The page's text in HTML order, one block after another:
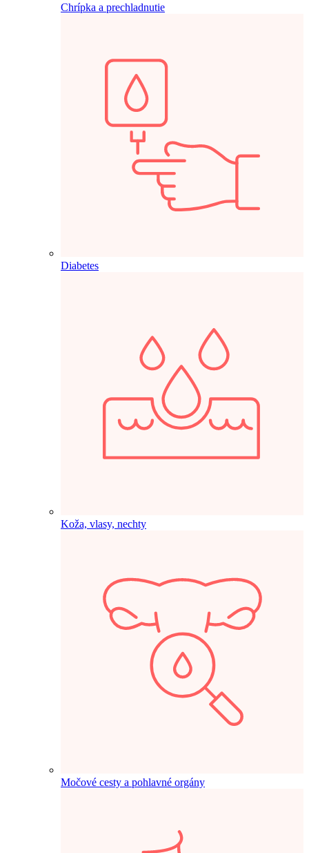
Chrípka a prechladnutie
Diabetes
Koža, vlasy, nechty
Močové cesty a pohlavné orgány